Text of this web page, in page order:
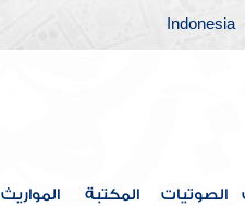
Indonesia
الصوتيات المكتبة المواريث